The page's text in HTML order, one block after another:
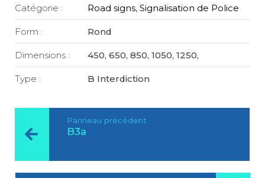
Catégorie : Road signs,Signalisation de Police
Form : Rond
Dimensions : 450, 650, 850, 1050, 1250,
Type : B Interdiction
Panneau précédent
B3a